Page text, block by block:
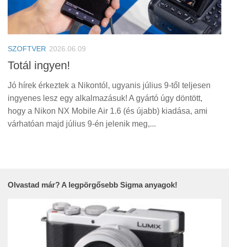
Tudástár
Tanácsok
Helyszíni Riport
E-BB
SZOFTVER 2026.06.09
Totál ingyen!
Jó hírek érkeztek a Nikontól, ugyanis július 9-től teljesen
ingyenes lesz egy alkalmazásuk! A gyártó úgy döntött,
hogy a Nikon NX Mobile Air 1.6 (és újabb) kiadása, ami
várhatóan majd július 9-én jelenik meg,...
Olvastad már? A legpörgősebb Sigma anyagok!